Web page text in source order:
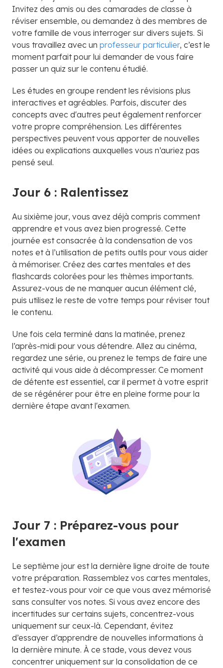
Invitez des amis ou des camarades de classe à
réviser ensemble, ou demandez à des membres de
votre famille de vous interroger sur divers sujets. Si
vous travaillez avec un professeur particulier, c’est le
moment parfait pour lui demander de vous faire
passer un quiz sur le contenu étudié.
Les études en groupe rendent les révisions plus
interactives et agréables. Parfois, discuter des
concepts avec d'autres peut également renforcer
votre propre compréhension. Les différentes
perspectives peuvent vous apporter de nouvelles
idées ou explications auxquelles vous n’auriez pas
pensé seul.
Jour 6 : Ralentissez
Au sixième jour, vous avez déjà compris comment
apprendre et vous avez bien progressé. Cette
journée est consacrée à la condensation de vos
notes et à l’utilisation de petits outils pour vous aider
à mémoriser. Créez des cartes mentales et des
flashcards colorées pour les thèmes importants.
Assurez-vous de ne manquer aucun élément clé,
puis utilisez le reste de votre temps pour réviser tout
le contenu.
Une fois cela terminé dans la matinée, prenez
l’après-midi pour vous détendre. Allez au cinéma,
regardez une série, ou prenez le temps de faire une
activité qui vous aide à décompresser. Ce moment
de détente est essentiel, car il permet à votre esprit
de se régénérer pour être en pleine forme pour la
dernière étape avant l'examen.
Jour 7 : Préparez-vous pour
l'examen
Le septième jour est la dernière ligne droite de toute
votre préparation. Rassemblez vos cartes mentales,
et testez-vous pour voir ce que vous avez mémorisé
sans consulter vos notes. Si vous avez encore des
incertitudes sur certains sujets, concentrez-vous
uniquement sur ceux-là. Cependant, évitez
d’essayer d’apprendre de nouvelles informations à
la dernière minute. À ce stade, vous devez vous
concentrer uniquement sur la consolidation de ce